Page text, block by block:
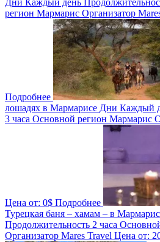
Дни Каждый день
регион Мармарис Организатор
Подробнее
лошадях в Мармарисе Дни Каждый
3 часа Основной регион Мармарис
Цена от: 0$ Подробнее
Турецкая баня – хамам – в
Продолжительность 2 часа
Организатор Mares Travel Цена от: